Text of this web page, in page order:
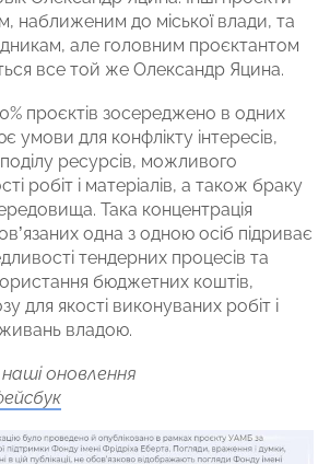
наближеним до міської влади, та
але головним проєктантом
все той же Олександр Яцина.
проєктів зосереджено в одних
умови для конфлікту інтересів,
ресурсів, можливого
робіт і матеріалів, а також браку
Така концентрація
одна з одною осіб підриває
тендерних процесів та
бюджетних коштів,
для якості виконуваних робіт і
владою.
оновлення